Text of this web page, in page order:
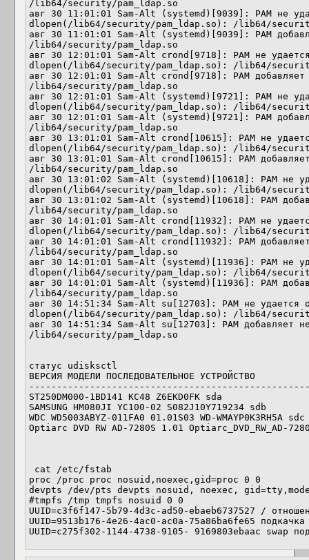
/lib64/security/pam_ldap.so
авг 30 11:01:01 Sam-Alt (systemd)[9039]: PAM не
dlopen(/lib64/security/pam_ldap.so): /lib64/
авг 30 11:01:01 Sam-Alt (systemd)[9039]: PAM
/lib64/security/pam_ldap.so
авг 30 12:01:01 Sam-Alt crond[9718]: PAM не
dlopen(/lib64/security/pam_ldap.so): /lib64/
авг 30 12:01:01 Sam-Alt crond[9718]: PAM добавляет
/lib64/security/pam_ldap.so
авг 30 12:01:01 Sam-Alt (systemd)[9721]: PAM не
dlopen(/lib64/security/pam_ldap.so): /lib64/
авг 30 12:01:01 Sam-Alt (systemd)[9721]: PAM
/lib64/security/pam_ldap.so
авг 30 13:01:01 Sam-Alt crond[10615]: PAM не
dlopen(/lib64/security/pam_ldap.so): /lib64/
авг 30 13:01:01 Sam-Alt crond[10615]: PAM
/lib64/security/pam_ldap.so
авг 30 13:01:02 Sam-Alt (systemd)[10618]: PAM не
dlopen(/lib64/security/pam_ldap.so): /lib64/
авг 30 13:01:02 Sam-Alt (systemd)[10618]: PAM
/lib64/security/pam_ldap.so
авг 30 14:01:01 Sam-Alt crond[11932]: PAM не
dlopen(/lib64/security/pam_ldap.so): /lib64/
авг 30 14:01:01 Sam-Alt crond[11932]: PAM
/lib64/security/pam_ldap.so
авг 30 14:01:01 Sam-Alt (systemd)[11936]: PAM не
dlopen(/lib64/security/pam_ldap.so): /lib64/
авг 30 14:01:01 Sam-Alt (systemd)[11936]: PAM
/lib64/security/pam_ldap.so
авг 30 14:51:34 Sam-Alt su[12703]: PAM не удается
dlopen(/lib64/security/pam_ldap.so): /lib64/
авг 30 14:51:34 Sam-Alt su[12703]: PAM добавляет
/lib64/security/pam_ldap.so
статус udisksctl
ВЕРСИЯ МОДЕЛИ ПОСЛЕДОВАТЕЛЬНОЕ УСТРОЙСТВО
ST250DM000-1BD141 KC48 Z6EKD0FK sda
SAMSUNG HM080JI YC100-02 S082J10Y719234 sdb
WDC WD5003ABYZ-011FA0 01.01S03 WD-WMAYP0K3RH5A
Optiarc DVD RW AD-7280S 1.01 Optiarc_DVD_RW_AD-
proc /proc proc nosuid,noexec,gid=proc 0 0
devpts /dev/pts devpts nosuid, noexec,
#tmpfs /tmp tmpfs nosuid 0 0
UUID=c3f6f147-5b79-4d3c-ad50-ebaeb6737527 /
UUID=9513b176-4e26-4ac0-ac0a-75a86ba6fe65
UUID=c275f302-1144-4738-9105- 9169803ebaac swap